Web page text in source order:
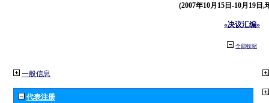
(2007年10月15日-10月19日,
«决议汇编»
全部收缩
一般信息
代表注册